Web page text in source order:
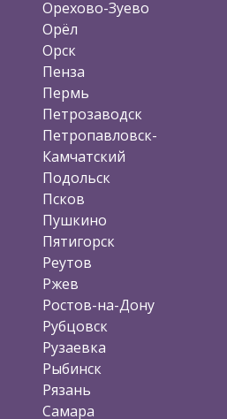
Орехово-Зуево
Орёл
Орск
Пенза
Пермь
Петрозаводск
Петропавловск-
Камчатский
Подольск
Псков
Пушкино
Пятигорск
Реутов
Ржев
Ростов-на-Дону
Рубцовск
Рузаевка
Рыбинск
Рязань
Самара